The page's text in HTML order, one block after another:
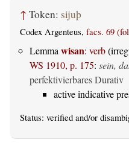
↑ Token: sijuþ
Codex Argenteus, facs. 69
Lemma wisan: verb
WS 1910, p. 175: sein,
perfektivierbares Durativ
active indicative
Status: verified and/or